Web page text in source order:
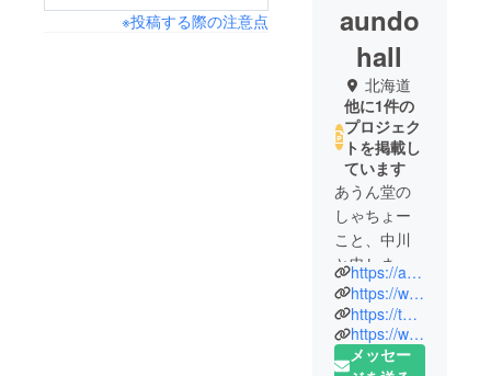
※投稿する際の注意点
aundo
hall
北海道
他に1件の
プロジェク
トを掲載し
ています
あうん堂の
しゃちょー
こと、中川
と申しま
す。函館生
まれ函館育
ちですが、
1987年に就
https://aundo-hall.jp/
https://www.facebook.com/aundohall
https://twitter.com/sasainahito
https://www.youtube.com/channel/UCy-8StXYkvH94W6Cwx5d6gg
メッセー